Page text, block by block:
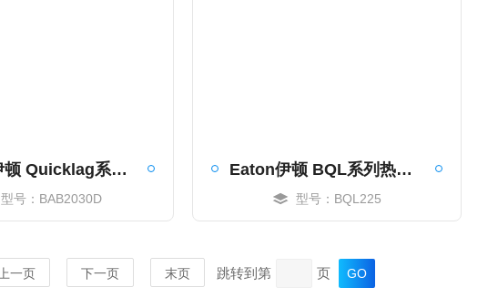
Eaton伊顿 Quicklag系列工业热磁断路器
型号：BAB2030D
Eaton伊顿 BQL系列热磁断路器
型号：BQL225
上一页 下一页 末页 跳转到第 页